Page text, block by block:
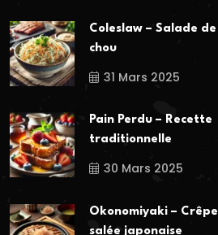
Coleslaw – Salade de
chou
31 Mars 2025
Pain Perdu – Recette
traditionnelle
30 Mars 2025
Okonomiyaki – Crêpe
salée japonaise